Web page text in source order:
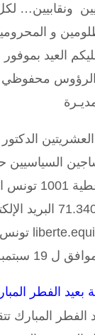
ونقابيين…
و
العيد
محفوظي
السياسيين
33 نهج
: 71.340.860 البريد
بعيد الفطر
الفطر المبارك